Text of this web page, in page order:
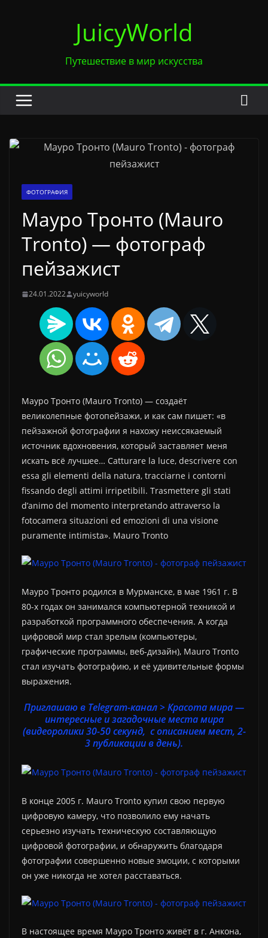
JuicyWorld
Путешествие в мир искусства
ФОТОГРАФИЯ
Мауро Тронто (Mauro
Tronto) — фотограф
пейзажист
24.01.2022 yuicyworld
Мауро Тронто (Mauro Tronto) — создаёт
великолепные фотопейзажи, и как сам пишет: «в
пейзажной фотографии я нахожу неиссякаемый
источник вдохновения, который заставляет меня
искать всё лучшее… Catturare la luce, descrivere con
essa gli elementi della natura, tracciarne i contorni
fissando degli attimi irripetibili. Trasmettere gli stati
d’animo del momento interpretando attraverso la
fotocamera situazioni ed emozioni di una visione
puramente intimista». Mauro Tronto
Мауро Тронто родился в Мурманске, в мае 1961 г. В
80-х годах он занимался компьютерной техникой и
разработкой программного обеспечения. А когда
цифровой мир стал зрелым (компьютеры,
графические программы, веб-дизайн), Mauro Tronto
стал изучать фотографию, и её удивительные формы
выражения.
Приглашаю в Telegram-канал > Красота мира —
интересные и загадочные места мира
(видеоролики 30-50 секунд, с описанием мест, 2-
3 публикации в день).
В конце 2005 г. Mauro Tronto купил свою первую
цифровую камеру, что позволило ему начать
серьезно изучать техническую составляющую
цифровой фотографии, и обнаружить благодаря
фотографии совершенно новые эмоции, с которыми
он уже никогда не хотел расставаться.
В настоящее время Мауро Тронто живёт в г. Анкона,